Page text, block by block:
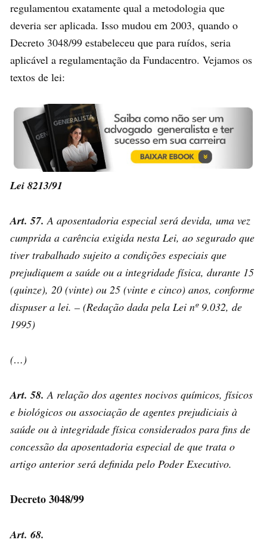
regulamentou exatamente qual a metodologia que
deveria ser aplicada. Isso mudou em 2003, quando o
Decreto 3048/99 estabeleceu que para ruídos, seria
aplicável a regulamentação da Fundacentro. Vejamos os
textos de lei:
Lei 8213/91
Art. 57. A aposentadoria especial será devida, uma vez
cumprida a carência exigida nesta Lei, ao segurado que
tiver trabalhado sujeito a condições especiais que
prejudiquem a saúde ou a integridade física, durante 15
(quinze), 20 (vinte) ou 25 (vinte e cinco) anos, conforme
dispuser a lei. – (Redação dada pela Lei nº 9.032, de
1995)
(…)
Art. 58. A relação dos agentes nocivos químicos, físicos
e biológicos ou associação de agentes prejudiciais à
saúde ou à integridade física considerados para fins de
concessão da aposentadoria especial de que trata o
artigo anterior será definida pelo Poder Executivo.
Decreto 3048/99
Art. 68.